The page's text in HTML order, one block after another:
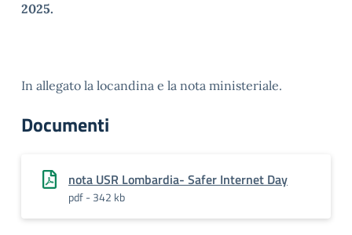
2025.
In allegato la locandina e la nota ministeriale.
Documenti
nota USR Lombardia- Safer Internet Day
pdf - 342 kb